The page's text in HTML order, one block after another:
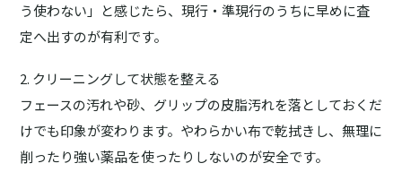
う使わない」と感じたら、現行・準現行のうちに早めに査
定へ出すのが有利です。
2. クリーニングして状態を整える
フェースの汚れや砂、グリップの皮脂汚れを落としておくだ
けでも印象が変わります。やわらかい布で乾拭きし、無理に
削ったり強い薬品を使ったりしないのが安全です。